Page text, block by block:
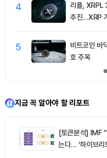
4
리플, XRPL
추진…XRP
5
비트코인 바
호 주목
지금 꼭 알아야 할 리포트
[토큰분석] IMF
는다… ‘하이브리